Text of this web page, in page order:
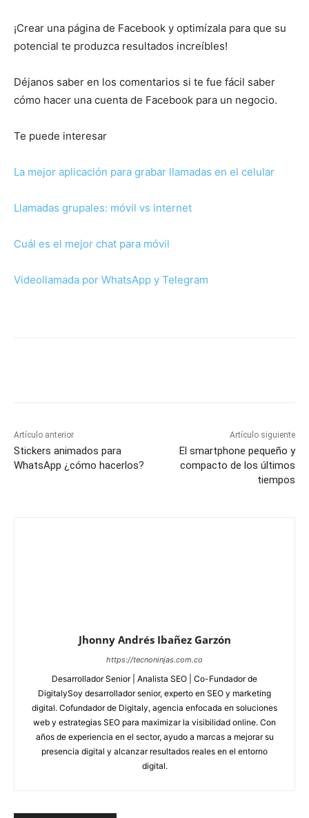
¡Crear una página de Facebook y optimízala para que su
potencial te produzca resultados increíbles!
Déjanos saber en los comentarios si te fue fácil saber
cómo hacer una cuenta de Facebook para un negocio.
Te puede interesar
La mejor aplicación para grabar llamadas en el celular
Llamadas grupales: móvil vs internet
Cuál es el mejor chat para móvil
Videollamada por WhatsApp y Telegram
Artículo anterior
Stickers animados para
WhatsApp ¿cómo hacerlos?
Artículo siguiente
El smartphone pequeño y
compacto de los últimos
tiempos
Jhonny Andrés Ibañez Garzón
https://tecnoninjas.com.co
Desarrollador Senior | Analista SEO | Co-Fundador de
DigitalySoy desarrollador senior, experto en SEO y marketing
digital. Cofundador de Digitaly, agencia enfocada en soluciones
web y estrategias SEO para maximizar la visibilidad online. Con
años de experiencia en el sector, ayudo a marcas a mejorar su
presencia digital y alcanzar resultados reales en el entorno
digital.